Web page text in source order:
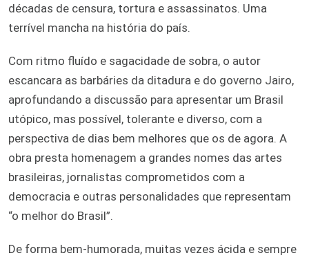
décadas de censura, tortura e assassinatos. Uma
terrível mancha na história do país.
Com ritmo fluído e sagacidade de sobra, o autor
escancara as barbáries da ditadura e do governo Jairo,
aprofundando a discussão para apresentar um Brasil
utópico, mas possível, tolerante e diverso, com a
perspectiva de dias bem melhores que os de agora. A
obra presta homenagem a grandes nomes das artes
brasileiras, jornalistas comprometidos com a
democracia e outras personalidades que representam
“o melhor do Brasil”.
De forma bem-humorada, muitas vezes ácida e sempre